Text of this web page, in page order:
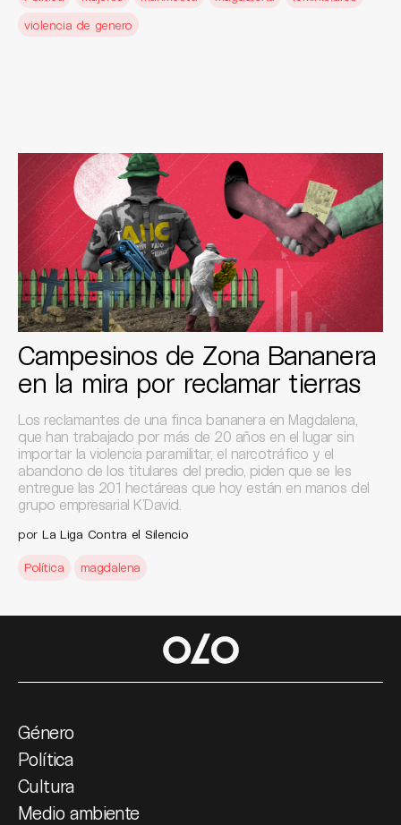
violencia de genero
Campesinos de Zona Bananera
en la mira por reclamar tierras
Los reclamantes de una finca bananera en Magdalena,
que han trabajado por más de 20 años en el lugar sin
importar la violencia paramilitar, el narcotráfico y el
abandono de los titulares del predio, piden que se les
entregue las 201 hectáreas que hoy están en manos del
grupo empresarial K’David.
por La Liga Contra el Silencio
Política magdalena
Género
Política
Cultura
Medio ambiente